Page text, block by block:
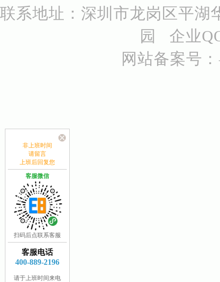
联系地址：深圳市龙岗区平湖
园 企业
网站备案号：
非上班时间
请留言
上班后回复您
客服微信
扫码后点联系客服
客服电话
400-889-2196
请于上班时间来电